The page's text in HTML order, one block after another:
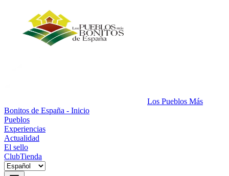
Los Pueblos Más
Bonitos de España - Inicio
Pueblos
Experiencias
Actualidad
El sello
ClubTienda